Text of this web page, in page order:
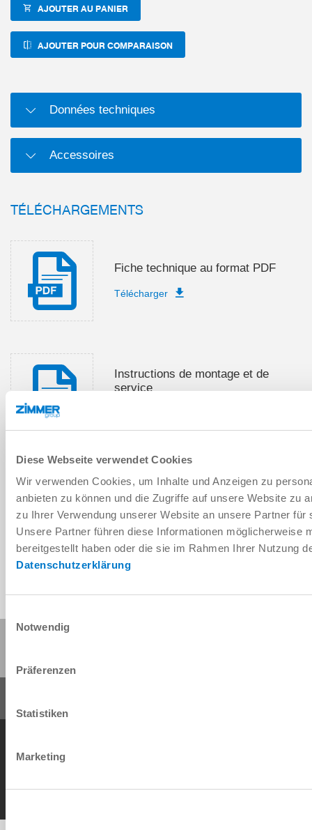
Diese Webseite verwendet Cookies
Wir verwenden Cookies, um Inhalte und Anzeigen zu
anbieten zu können und die Zugriffe auf unsere Website zu
zu Ihrer Verwendung unserer Website an unsere Partner
Unsere Partner führen diese Informationen möglicherweise
bereitgestellt haben oder die sie im Rahmen Ihrer Nutzung
Datenschutzerklärung
Notwendig
Präferenzen
Statistiken
Marketing
AJOUTER AU PANIER
AJOUTER POUR COMPARAISON
Données techniques
Accessoires
TÉLÉCHARGEMENTS
Fiche technique au format PDF
Télécharger
Instructions de montage et de
service
Télécharger les données de CAO
Télécharger